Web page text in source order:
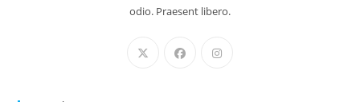
odio. Praesent libero.